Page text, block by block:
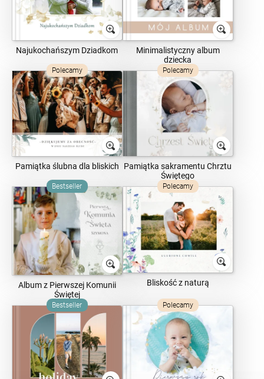
Najukochańszym Dziadkom
Minimalistyczny album
dziecka
Polecamy
Pamiątka ślubna dla bliskich
Polecamy
Pamiątka sakramentu Chrztu
Świętego
Bestseller
Album z Pierwszej Komunii
Świętej
Polecamy
Bliskość z naturą
Bestseller Polecamy